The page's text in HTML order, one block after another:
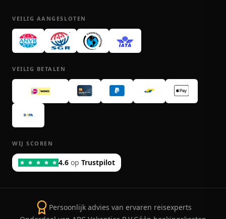
VEILIG AANGESLOTEN
VEILIG BETALEN
WIJ SCOREN
4.6 op Trustpilot
Persoonlijk advies van ervaren reisexperts